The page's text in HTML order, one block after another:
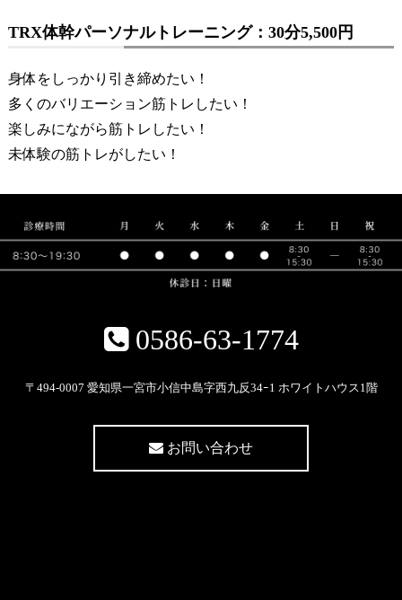
TRX体幹パーソナルトレーニング：30分5,500円
身体をしっかり引き締めたい！
多くのバリエーション筋トレしたい！
楽しみにながら筋トレしたい！
未体験の筋トレがしたい！
0586-63-1774
〒494-0007 愛知県一宮市小信中島字西九反34ｰ1 ホワイトハウス1階
お問い合わせ